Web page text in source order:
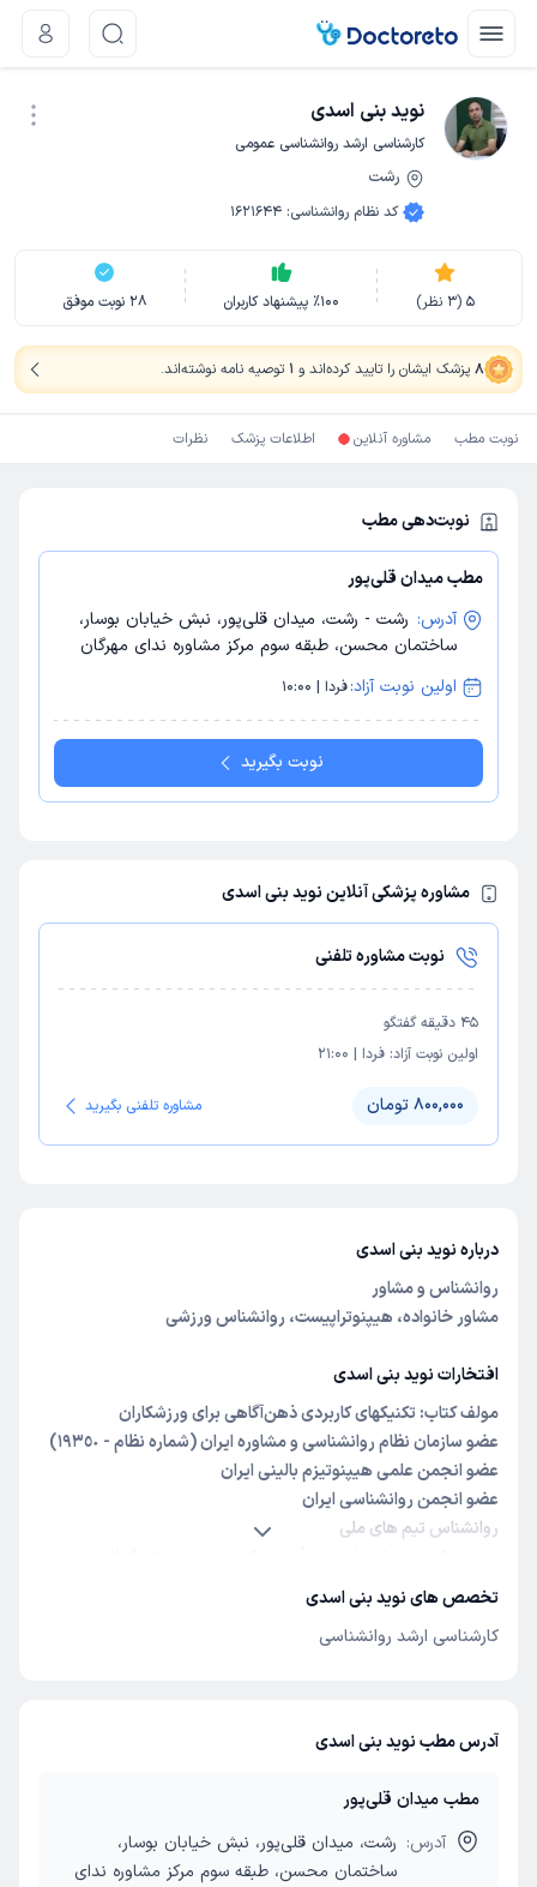
نوید بنی اسدی
کارشناسی ارشد روانشناسی عمومی
رشت
کد نظام روانشناسی:
1621644
5
(
3 نظر) ٪100 پیشنهاد کاربران 28 نوبت موفق
8 پزشک ایشان را تایید کرده‌اند و 1توصیه نامه نوشته‌اند.
نوبت مطب مشاوره آنلاین اطلاعات پزشک نظرات
نوبت‌دهی مطب
مطب میدان قلی‌پور
آدرس: رشت - رشت، میدان قلی‌پور، نبش خیابان بوسار،
ساختمان محسن، طبقه سوم مرکز مشاوره ندای مهرگان
اولین نوبت آزاد:فردا | 10:00
نوبت بگیرید
مشاوره پزشکی آنلاین نوید بنی اسدی
نوبت مشاوره تلفنی
45 دقیقه گفتگو
اولین نوبت آزاد: فردا |
21:00
800,000 تومان مشاوره تلفنی بگیرید
درباره نوید بنی اسدی
روانشناس و مشاور
مشاور خانواده، هیپنوتراپیست، روانشناس ورزشی
افتخارات نوید بنی اسدی
مولف کتاب: تکنیکهای کاربردی ذهن‌آگاهی برای ورزشکاران
عضو سازمان نظام روانشناسی و مشاوره ایران (شماره نظام - ١٩٣٥٠)
عضو انجمن علمى هيپنوتيزم بالينى ايران
عضو انجمن روانشناسى ايران
روانشناس تیم های ملی
دبیر هیأت کوهنوردی شهرستان رشت
تخصص های نوید بنی اسدی
کارشناسی ارشد روانشناسی
آدرس مطب نوید بنی اسدی
مطب میدان قلی‌پور
آدرس: رشت، میدان قلی‌پور، نبش خیابان بوسار،
ساختمان محسن، طبقه سوم مرکز مشاوره ندای